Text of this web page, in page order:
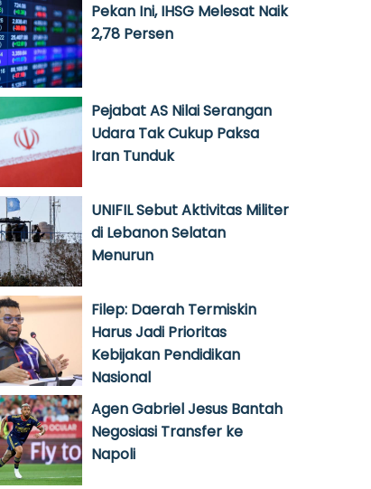
Pekan Ini, IHSG Melesat Naik
2,78 Persen
Pejabat AS Nilai Serangan
Udara Tak Cukup Paksa
Iran Tunduk
UNIFIL Sebut Aktivitas Militer
di Lebanon Selatan
Menurun
Filep: Daerah Termiskin
Harus Jadi Prioritas
Kebijakan Pendidikan
Nasional
Agen Gabriel Jesus Bantah
Negosiasi Transfer ke
Napoli